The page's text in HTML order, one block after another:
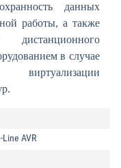
данных
работы, а также
дистанционного
в случае
AVR